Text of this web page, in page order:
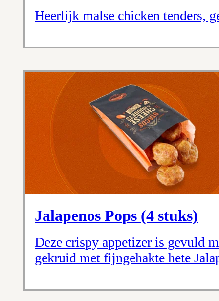
Heerlijk malse chicken tenders,
Jalapenos Pops (4 stuks)
Deze crispy appetizer is gevuld
gekruid met fijngehakte hete